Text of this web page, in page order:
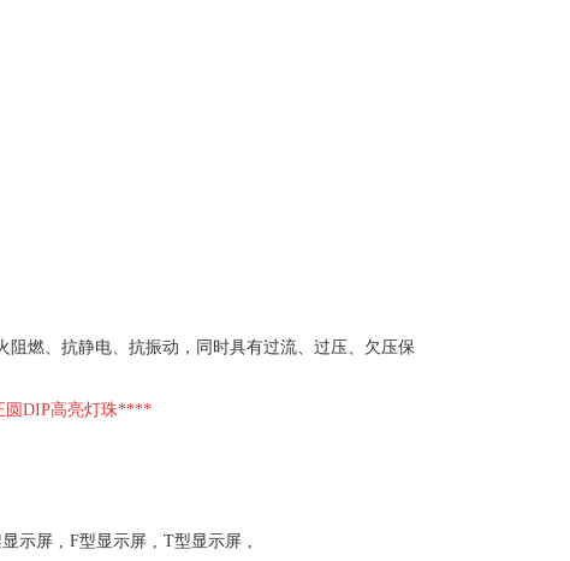
、抗静电、抗振动，同时具有过流、过压、欠压保
圆DIP高亮灯珠****
示屏 , F型显示屏 , T型显示屏 ,